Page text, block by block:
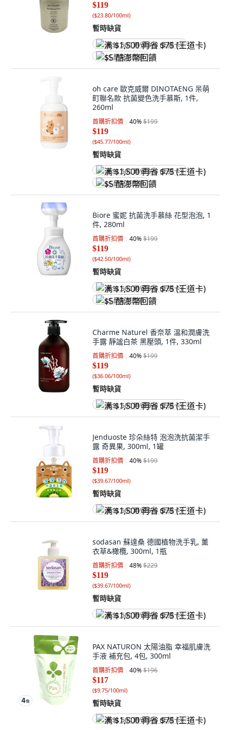
$119
($23.80/100ml)
暫時缺貨
满 $1,500 再省 $75 (王道卡)
$5 酷澎幣回饋
oh care 歐克威爾 DINOTAENG 呆萌
町聯名款 抗菌變色洗手慕斯, 1件,
260ml
首購折扣價 40%$199
$119
($45.77/100ml)
暫時缺貨
满 $1,500 再省 $75 (王道卡)
$5 酷澎幣回饋
Biore 蜜妮 抗菌洗手慕絲 花型泡泡, 1
件, 280ml
首購折扣價 40%$199
$119
($42.50/100ml)
暫時缺貨
满 $1,500 再省 $75 (王道卡)
$5 酷澎幣回饋
Charme Naturel 香奈萃 溫和潤膚洗
手露 靜謐白茶 黑壓頭, 1件, 330ml
首購折扣價 40%$199
$119
($36.06/100ml)
暫時缺貨
满 $1,500 再省 $75 (王道卡)
Jenduoste 珍朵絲特 泡泡洗抗菌潔手
露 奇異果, 300ml, 1罐
首購折扣價 40%$199
$119
($39.67/100ml)
暫時缺貨
满 $1,500 再省 $75 (王道卡)
sodasan 蘇達桑 德國植物洗手乳, 薰
衣草&橄欖, 300ml, 1瓶
首購折扣價 48%$229
$119
($39.67/100ml)
暫時缺貨
满 $1,500 再省 $75 (王道卡)
PAX NATURON 太陽油脂 幸福肌膚洗
手液 補充包, 4包, 300ml
首購折扣價 40%$196
$117
($9.75/100ml)
暫時缺貨
满 $1,500 再省 $75 (王道卡)